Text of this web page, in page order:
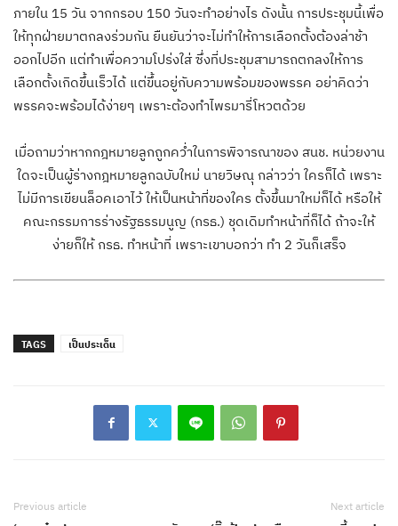
ภายใน 15 วัน จากกรอบ 150 วันจะทำอย่างไร ดังนั้น การประชุมนี้เพื่อ
ให้ทุกฝ่ายมาตกลงร่วมกัน ยืนยันว่าจะไม่ทำให้การเลือกตั้งต้องล่าช้า
ออกไปอีก แต่ทำเพื่อความโปร่งใส่ ซึ่งที่ประชุมสามารถตกลงให้การ
เลือกตั้งเกิดขึ้นเร็วได้ แต่ขึ้นอยู่กับความพร้อมของพรรค อย่าคิดว่า
พรรคจะพร้อมได้ง่ายๆ เพราะต้องทำไพรมารี่โหวตด้วย
เมื่อถามว่าหากกฎหมายลูกถูกคว่ำในการพิจารณาของ สนช. หน่วยงาน
ใดจะเป็นผู้ร่างกฎหมายลูกฉบับใหม่ นายวิษณุ กล่าวว่า ใครก็ได้ เพราะ
ไม่มีการเขียนล็อคเอาไว้ ให้เป็นหน้าที่ของใคร ตั้งขึ้นมาใหม่ก็ได้ หรือให้
คณะกรรมการร่างรัฐธรรมนูญ (กรธ.) ชุดเดิมทำหน้าที่ก็ได้ ถ้าจะให้
ง่ายก็ให้ กรธ. ทำหน้าที่ เพราะเขาบอกว่า ทำ 2 วันก็เสร็จ
TAGS เป็นประเด็น
Previous article Next article